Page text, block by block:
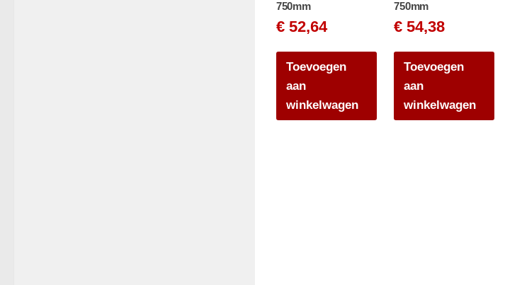
750mm
€ 52,64
Toevoegen
aan
winkelwagen
750mm
€ 54,38
Toevoegen
aan
winkelwagen